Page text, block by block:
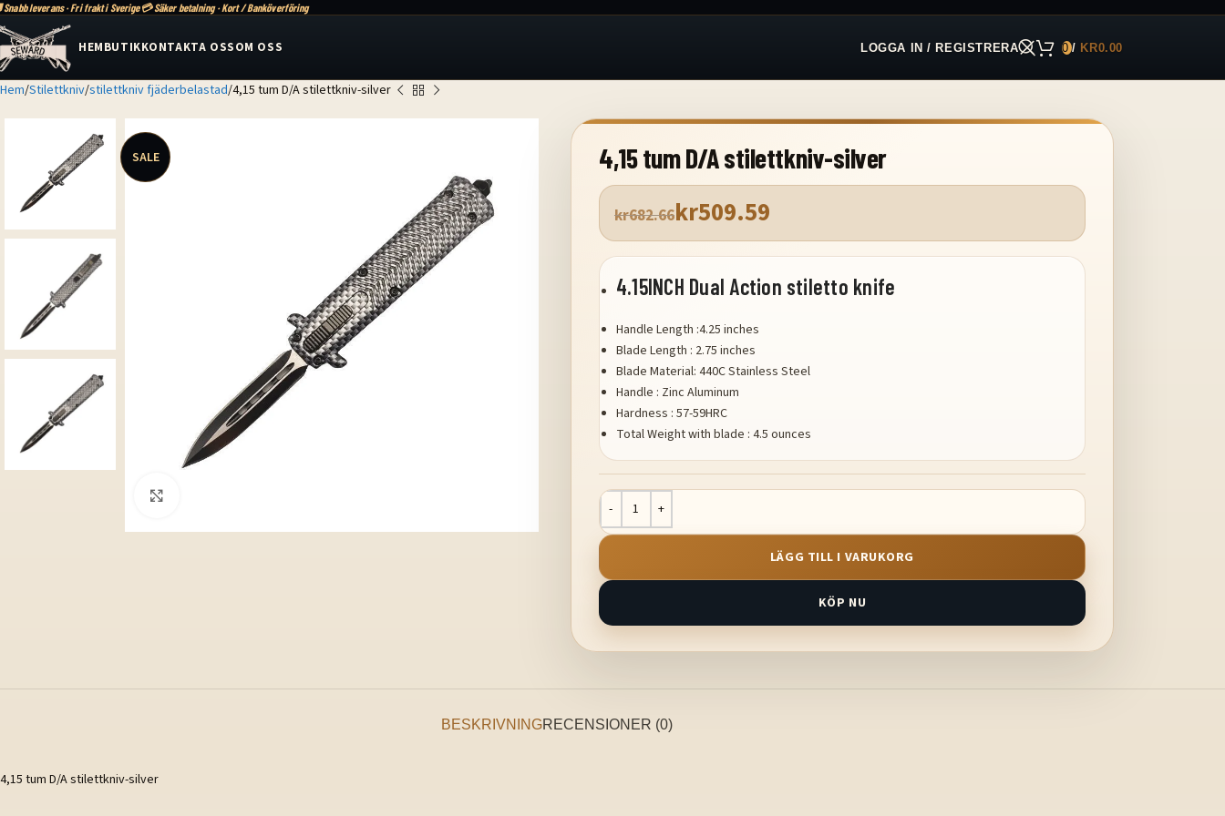
Snabb leverans · Fri frakt i Sverige💳 Säker betalning · Kort / Banköverföring
HEMBUTIKKONTAKTA OSSOM OSS LOGGA IN / REGISTRERA 0/ KR0.00
Hem Stilettkniv stilettkniv fjäderbelastad 4,15 tum D/A stilettkniv-silver
SALE 4,15 tum D/A stilettkniv-silver
kr682.66kr509.59
4.15INCH Dual Action stiletto knife
Handle Length :4.25 inches
Blade Length : 2.75 inches
Blade Material: 440C Stainless Steel
Handle : Zinc Aluminum
Hardness : 57-59HRC
Total Weight with blade : 4.5 ounces
LÄGG TILL I VARUKORG
KÖP NU
BESKRIVNINGRECENSIONER (0)
4,15 tum D/A stilettkniv-silver